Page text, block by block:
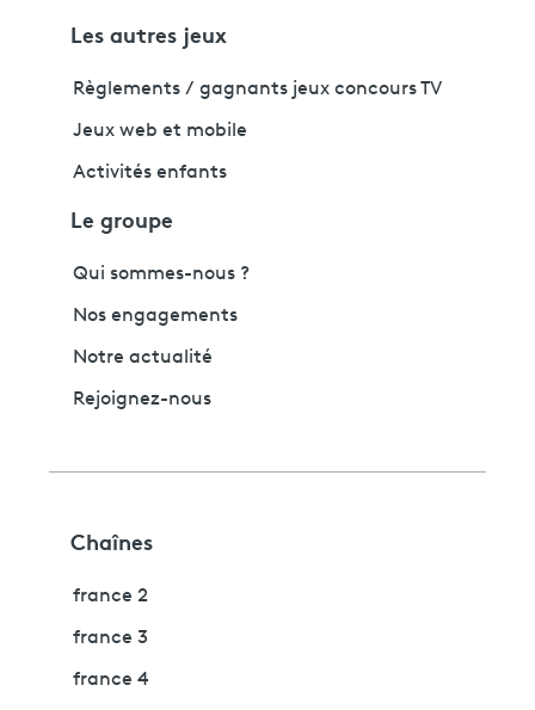
Les autres jeux
Règlements / gagnants jeux concours TV
Jeux web et mobile
Activités enfants
Le groupe
Qui sommes-nous ?
Nos engagements
Notre actualité
Rejoignez-nous
Chaînes
france 2
france 3
france 4